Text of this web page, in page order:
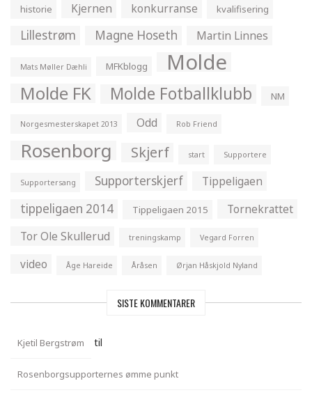
historie Kjernen konkurranse kvalifisering
Lillestrøm Magne Hoseth Martin Linnes
Mats Møller Dæhli MFKblogg Molde
Molde FK Molde Fotballklubb NM
Norgesmesterskapet 2013 Odd Rob Friend
Rosenborg Skjerf start Supportere
Supportersang Supporterskjerf Tippeligaen
tippeligaen 2014 Tippeligaen 2015
Tornekrattet
Tor Ole Skullerud
treningskamp Vegard Forren
video Åge Hareide Åråsen Ørjan Håskjold Nyland
SISTE KOMMENTARER
Kjetil Bergstrøm til
Rosenborgsupporternes ømme punkt